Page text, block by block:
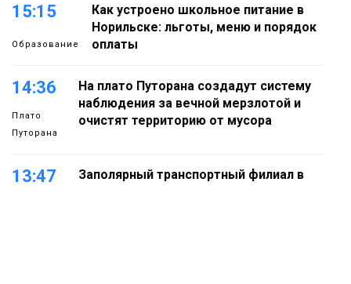
15:15
Образование
Как устроено школьное питание в
Норильске: льготы, меню и порядок
оплаты
14:36
Плато
Путорана
На плато Путорана создадут систему
наблюдения за вечной мерзлотой и
очистят территорию от мусора
13:47
Заполярный транспортный филиал в